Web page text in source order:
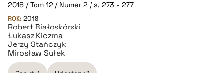
BIBTEX
pobierz cytat
2018 / Tom 12 / Numer 2 / s. 273 - 277
ROK: 2018
Robert Białoskórski
Łukasz Kiczma
Jerzy Stańczyk
Mirosław Sułek